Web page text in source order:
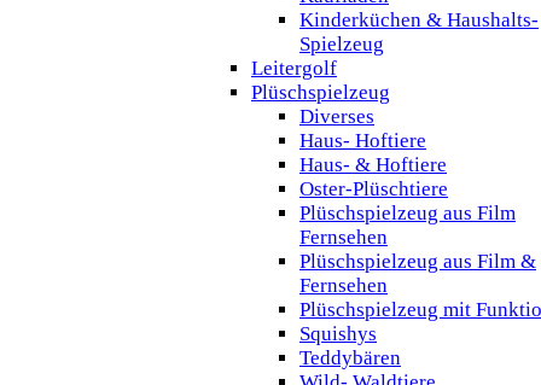
Kinderküchen & Haushalts-
Spielzeug
Leitergolf
Plüschspielzeug
Diverses
Haus- Hoftiere
Haus- & Hoftiere
Oster-Plüschtiere
Plüschspielzeug aus Film
Fernsehen
Plüschspielzeug aus Film &
Fernsehen
Plüschspielzeug mit
Squishys
Teddybären